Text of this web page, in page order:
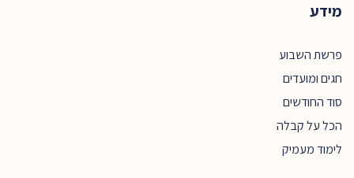
מידע
פרשת השבוע
חגים ומועדים
סוד החודשים
הכל על קבלה
לימוד מעמיק